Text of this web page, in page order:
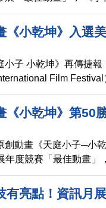
《小乾坤》入選
小子 小乾坤》再傳捷
Film
《小乾坤》第50
創動畫《天庭小子─小
年度競賽「最佳動畫」
球五大洲的39個國家，
規》，轉換成趣味的現
重於財富學識」的核心
有亮點！資訊月